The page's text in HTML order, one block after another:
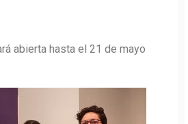
abierta hasta el 21 de mayo